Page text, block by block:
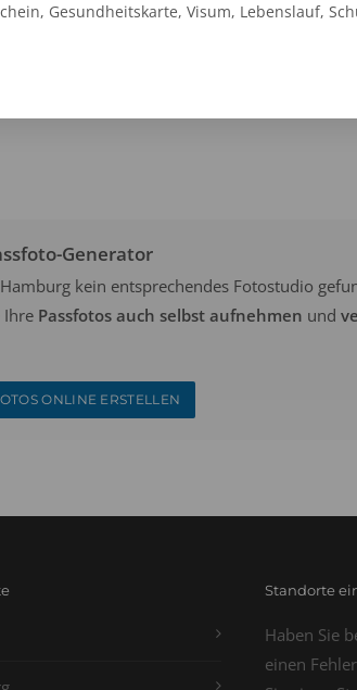
Generator
kein entsprechendes Fotostudio
Ihre Passfotos auch selbst aufnehmen und
ONLINE ERSTELLEN
Standorte
Haben Sie
einen
Gesundheitskarte, Visum, Lebenslauf,